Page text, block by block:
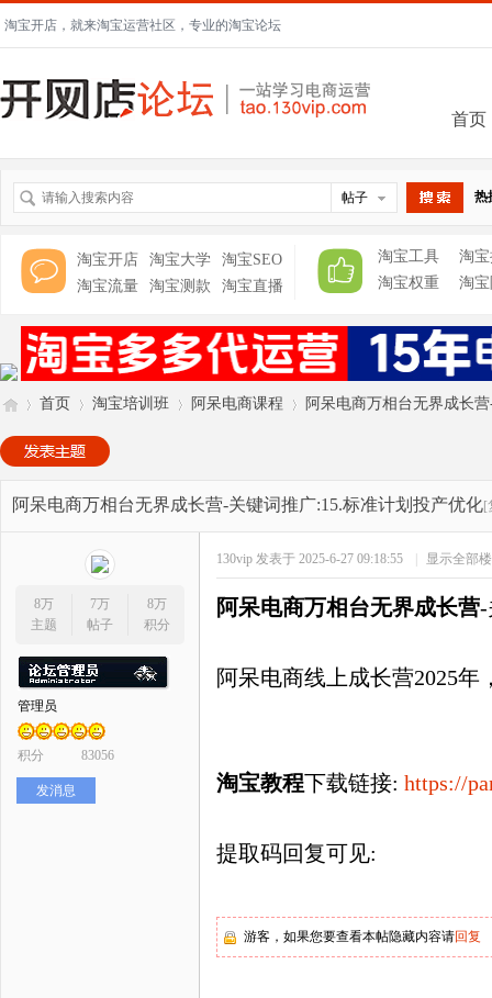
淘宝开店，就来淘宝运营社区，专业的淘宝论坛
首页
帖子 热
淘宝开店 淘宝大学
淘宝SEO
淘宝流量
淘宝测款 淘宝直播
淘宝工具
淘
淘宝权重
淘
开»
首页
›
淘宝培训班
›
阿呆电商课程
›
阿呆电商万相台无界成长
阿呆电商万相台无界成长营-关键词推广:15.标准计划投产优化[
8万
主题
7万
帖子
8万
积分
管理员
积分 83056
发消息
130vip 发表于 2025-6-27 09:18:55 | 显示全部
阿呆电商万相台无界成长营-
阿呆电商线上成长营2025
淘宝教程下载链接: https://
提取码回复可见:
游客，如果您要查看本帖隐藏内容请回复